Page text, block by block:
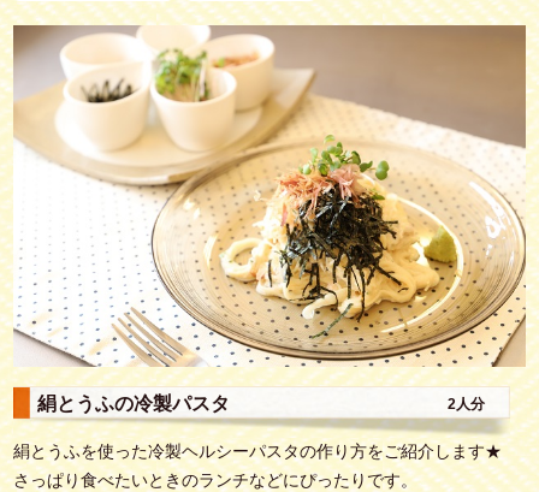
絹とうふの冷製パスタ 2人分
絹とうふを使った冷製ヘルシーパスタの作り方をご紹介します★
さっぱり食べたいときのランチなどにぴったりです。